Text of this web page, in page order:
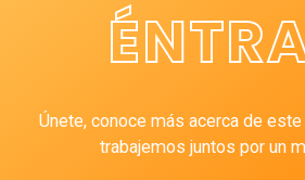
Únete, conoce más acerca de
trabajemos juntos por un